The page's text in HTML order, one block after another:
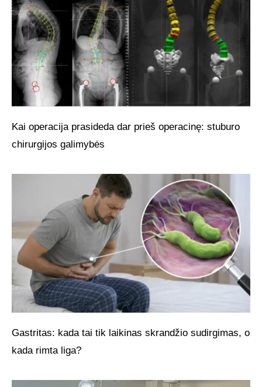
Kai operacija prasideda dar prieš operacinę: stuburo
chirurgijos galimybės
Gastritas: kada tai tik laikinas skrandžio sudirgimas, o
kada rimta liga?